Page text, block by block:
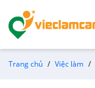
Trang chủ Việc làm